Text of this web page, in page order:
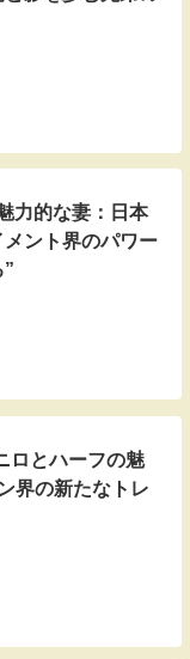
力的な妻：日本
ント界のパワー
ロとハーフの魅
界の新たなトレ